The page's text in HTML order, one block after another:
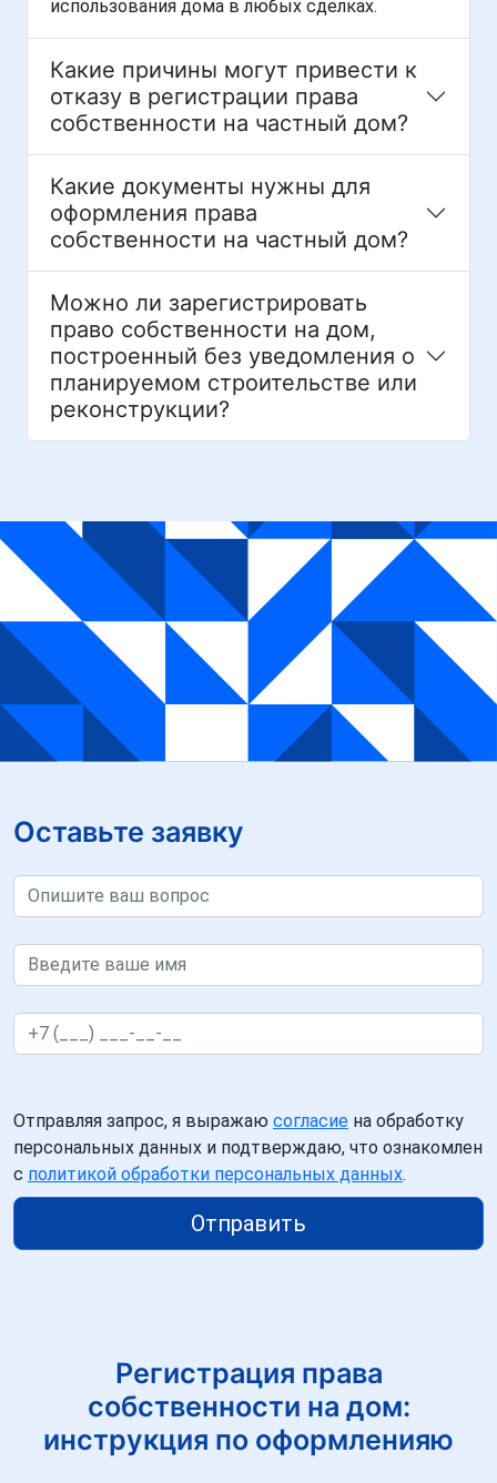
использования дома в любых сделках.
Какие причины могут привести к
отказу в регистрации права
собственности на частный дом?
Какие документы нужны для
оформления права
собственности на частный дом?
Можно ли зарегистрировать
право собственности на дом,
построенный без уведомления о
планируемом строительстве или
реконструкции?
Оставьте заявку
Отправляя запрос, я выражаю согласие на обработку
персональных данных и подтверждаю, что ознакомлен
с политикой обработки персональных данных.
Отправить
Регистрация права
собственности на дом:
инструкция по оформленияю